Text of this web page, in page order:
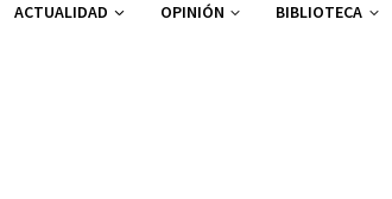
ACTUALIDAD OPINIÓN BIBLIOTECA